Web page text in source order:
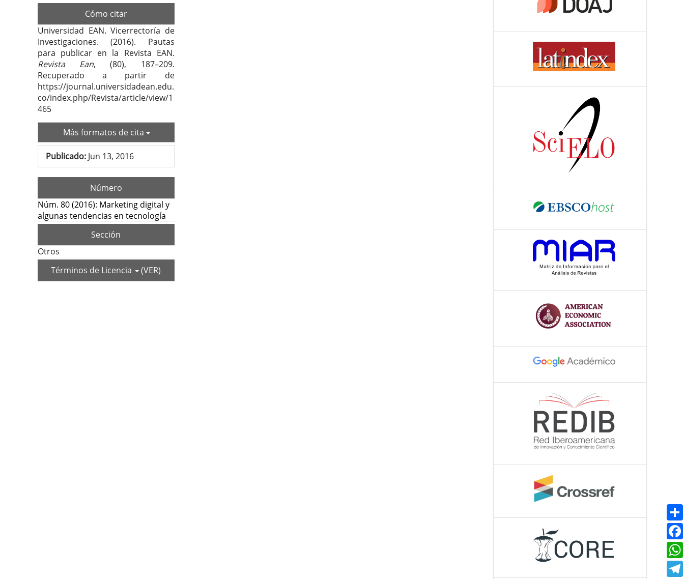
Cómo citar
Universidad EAN. Vicerrectoría de
Investigaciones. (2016). Pautas
para publicar en la Revista EAN.
Revista Ean, (80), 187–209.
Recuperado a partir de
https://journal.universidadean.edu.
co/index.php/Revista/article/view/1
465
Más formatos de cita
Publicado: Jun 13, 2016
Número
Núm. 80 (2016): Marketing digital y
algunas tendencias en tecnología
Sección
Otros
Términos de Licencia
(VER)